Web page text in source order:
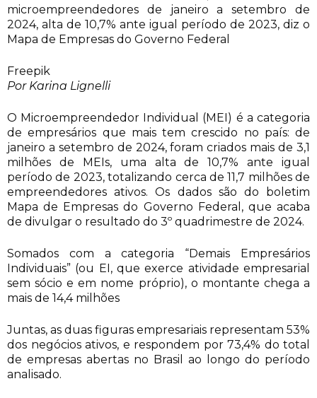
microempreendedores de janeiro a setembro de
2024, alta de 10,7% ante igual período de 2023, diz o
Mapa de Empresas do Governo Federal
Freepik
Por Karina Lignelli
O Microempreendedor Individual (MEI) é a categoria
de empresários que mais tem crescido no país: de
janeiro a setembro de 2024, foram criados mais de 3,1
milhões de MEIs, uma alta de 10,7% ante igual
período de 2023, totalizando cerca de 11,7 milhões de
empreendedores ativos. Os dados são do boletim
Mapa de Empresas do Governo Federal, que acaba
de divulgar o resultado do 3º quadrimestre de 2024.
Somados com a categoria “Demais Empresários
Individuais” (ou EI, que exerce atividade empresarial
sem sócio e em nome próprio), o montante chega a
mais de 14,4 milhões
Juntas, as duas figuras empresariais representam 53%
dos negócios ativos, e respondem por 73,4% do total
de empresas abertas no Brasil ao longo do período
analisado.